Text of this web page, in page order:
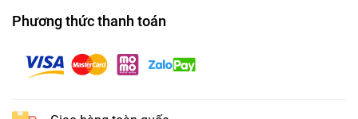
Phương thức thanh toán